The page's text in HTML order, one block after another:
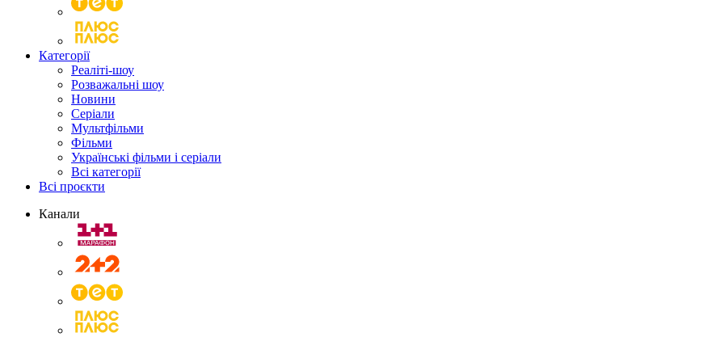
Категорії
Реаліті-шоу
Розважальні шоу
Новини
Серіали
Мультфільми
Фільми
Українські фільми і серіали
Всі категорії
Всі проєкти
Канали